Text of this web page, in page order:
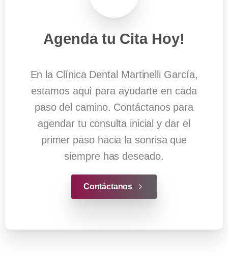
Agenda tu Cita Hoy!
En la Clínica Dental Martinelli García,
estamos aquí para ayudarte en cada
paso del camino. Contáctanos para
agendar tu consulta inicial y dar el
primer paso hacia la sonrisa que
siempre has deseado.
Contáctanos